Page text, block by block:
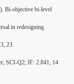
Bi-objective bi-level
in redesigning
23.
SCI-Q2; IF: 2.841; 14